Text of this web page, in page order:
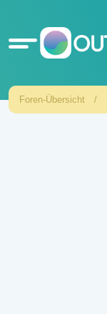
Schnellzugriff
Foren-Übersicht